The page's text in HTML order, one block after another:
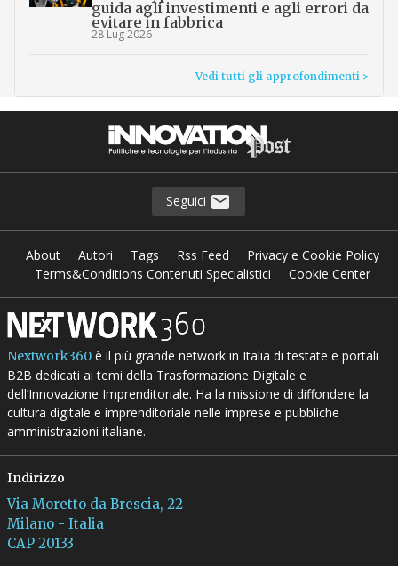
guida agli investimenti e agli errori da
evitare in fabbrica
28 Lug 2026
Vedi tutti gli approfondimenti >
Seguici
About Autori Tags Rss Feed
Privacy e Cookie Policy
Terms&Conditions Contenuti Specialistici
Cookie Center
Nextwork360è il più grande network in Italia di testate e portali
B2B dedicati ai temi della Trasformazione Digitale e
dell’Innovazione Imprenditoriale. Ha la missione di diffondere la
cultura digitale e imprenditoriale nelle imprese e pubbliche
amministrazioni italiane.
Indirizzo
Via Moretto da Brescia, 22
Milano - Italia
CAP 20133